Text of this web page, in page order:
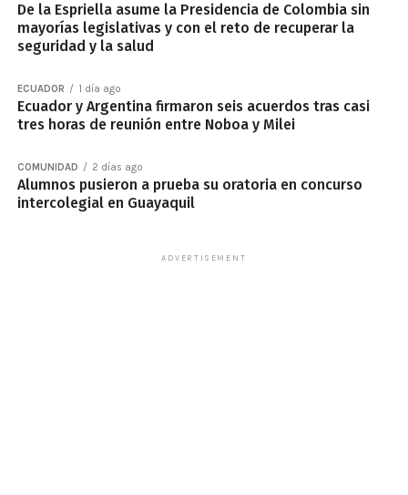
De la Espriella asume la Presidencia de Colombia sin
mayorías legislativas y con el reto de recuperar la
seguridad y la salud
ECUADOR 1 día ago
Ecuador y Argentina firmaron seis acuerdos tras casi
tres horas de reunión entre Noboa y Milei
COMUNIDAD 2 días ago
Alumnos pusieron a prueba su oratoria en concurso
intercolegial en Guayaquil
ADVERTISEMENT